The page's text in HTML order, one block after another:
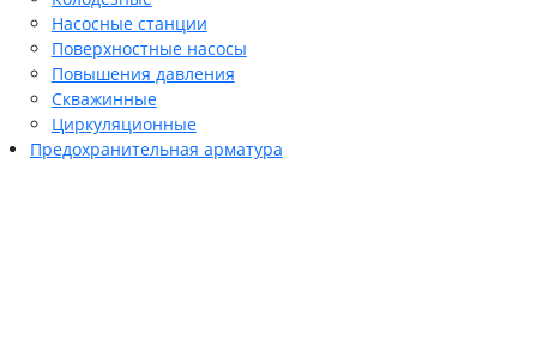
Насосные станции
Поверхностные насосы
Повышения давления
Скважинные
Циркуляционные
Предохранительная арматура